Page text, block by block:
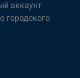
аккаунт
городского